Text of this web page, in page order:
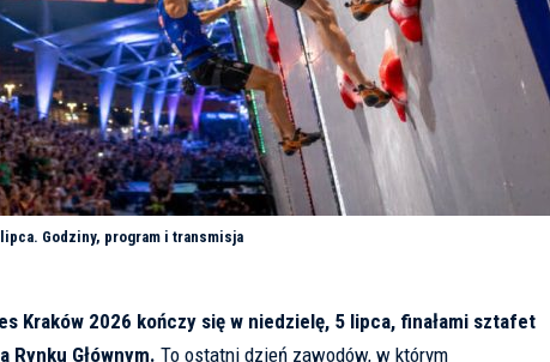
Godziny, program i transmisja
Kraków 2026 kończy się w niedzielę, 5 lipca, finałami sztafet
Rynku Głównym. To ostatni dzień zawodów, w którym